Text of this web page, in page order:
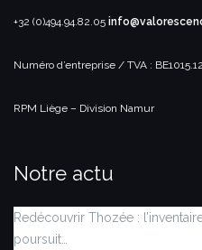
+32 (0)494.94.82.05
Numéro d’entreprise / TVA :
RPM Liège – Division Namur
Notre actu
Redécouvrir Thozée :
poursuit…